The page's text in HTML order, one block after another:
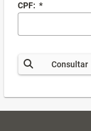
CPF: *
Consultar